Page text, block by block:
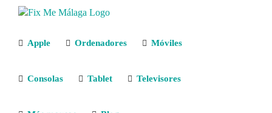
Saltar
Apple Ordenadores Móviles
Consolas Tablet Televisores